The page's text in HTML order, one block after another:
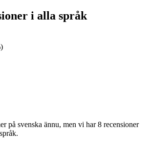
i alla språk
på svenska ännu, men vi har 8 recensioner